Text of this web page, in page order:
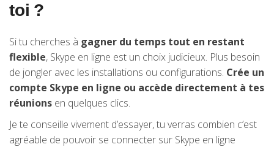
toi ?
Si tu cherches à gagner du temps tout en restant
flexible, Skype en ligne est un choix judicieux. Plus besoin
de jongler avec les installations ou configurations. Crée un
compte Skype en ligne ou accède directement à tes
réunions en quelques clics.
Je te conseille vivement d’essayer, tu verras combien c’est
agréable de pouvoir se connecter sur Skype en ligne